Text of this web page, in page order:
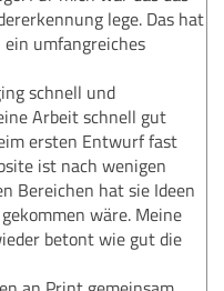
lege. Das hat
ein umfangreiches
schnell und
Arbeit schnell gut
ersten Entwurf fast
ist nach wenigen
Bereichen hat sie Ideen
wäre. Meine
betont wie gut die